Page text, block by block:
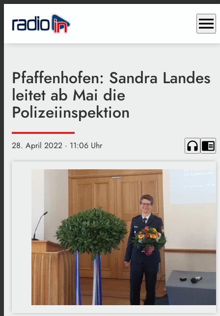
menu
Pfaffenhofen: Sandra Landes
leitet ab Mai die
Polizeiinspektion
28. April 2022 · 11:06 Uhr headphones chrome_reader_mode